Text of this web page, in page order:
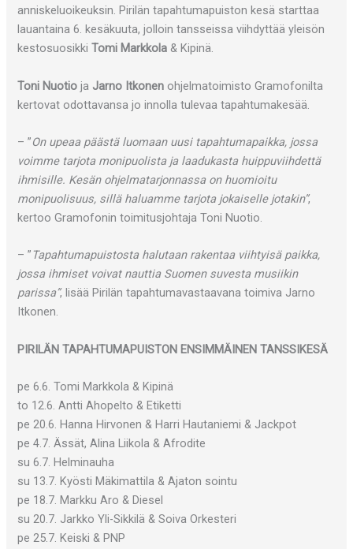
anniskeluoikeuksin. Pirilän tapahtumapuiston kesä starttaa
lauantaina 6. kesäkuuta, jolloin tansseissa viihdyttää yleisön
kestosuosikkiTomi Markkola & Kipinä.
Toni Nuotio ja Jarno Itkonen ohjelmatoimisto Gramofonilta
kertovat odottavansa jo innolla tulevaa tapahtumakesää.
– ”On upeaa päästä luomaan uusi tapahtumapaikka, jossa
voimme tarjota monipuolista ja laadukasta huippuviihdettä
ihmisille. Kesän ohjelmatarjonnassa on huomioitu
monipuolisuus, sillä haluamme tarjota jokaiselle jotakin”,
kertoo Gramofonin toimitusjohtaja Toni Nuotio.
– ” Tapahtumapuistosta halutaan rakentaa viihtyisä paikka,
jossa ihmiset voivat nauttia Suomen suvesta musiikin
parissa”, lisää Pirilän tapahtumavastaavana toimiva Jarno
Itkonen.
PIRILÄN TAPAHTUMAPUISTON ENSIMMÄINEN TANSSIKESÄ
pe 6.6. Tomi Markkola & Kipinä
to 12.6. Antti Ahopelto & Etiketti
pe 20.6. Hanna Hirvonen & Harri Hautaniemi & Jackpot
pe 4.7. Ässät, Alina Liikola & Afrodite
su 6.7. Helminauha
su 13.7. Kyösti Mäkimattila & Ajaton sointu
pe 18.7. Markku Aro & Diesel
su 20.7. Jarkko Yli-Sikkilä & Soiva Orkesteri
pe 25.7. Keiski & PNP